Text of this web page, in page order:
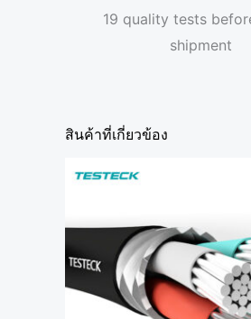
19 quality tests
shipment
สินค้าที่เกี่ยวข้อง